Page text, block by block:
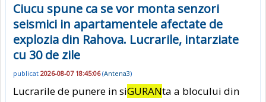
Ciucu spune ca se vor monta senzori
seismici in apartamentele afectate de
explozia din Rahova. Lucrarile, intarziate
cu 30 de zile
publicat 2026-08-07 18:45:06(Antena3)
Lucrarile de punere in siGURANta a blocului din